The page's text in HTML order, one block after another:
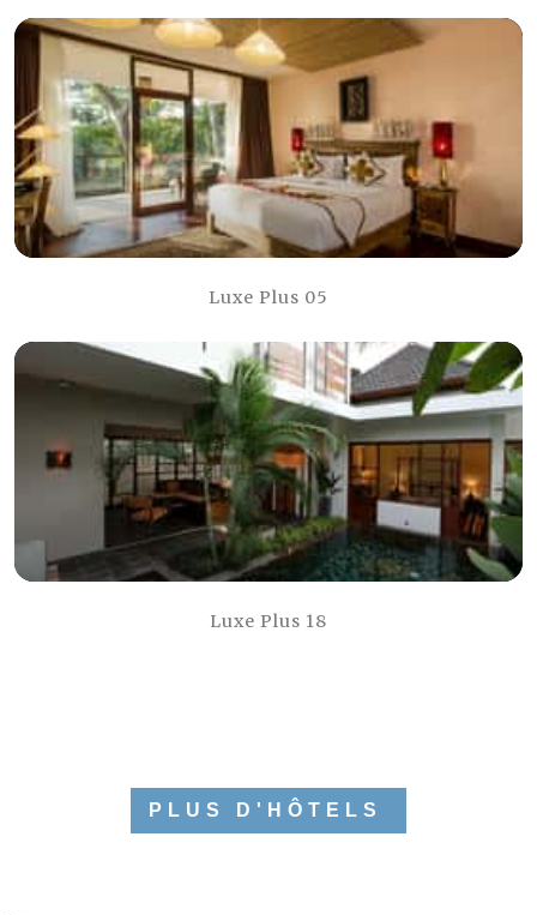
Luxe Plus 05
Luxe Plus 18
PLUS D'HÔTELS